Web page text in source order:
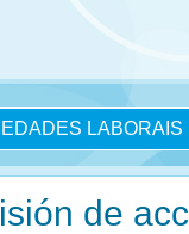
LABORAIS
de